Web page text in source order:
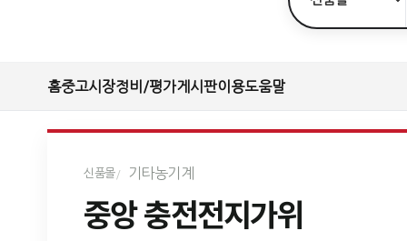
홈중고시장정비/평가게시판이용도움말
신품몰 기타농기계
중앙 충전전지가위